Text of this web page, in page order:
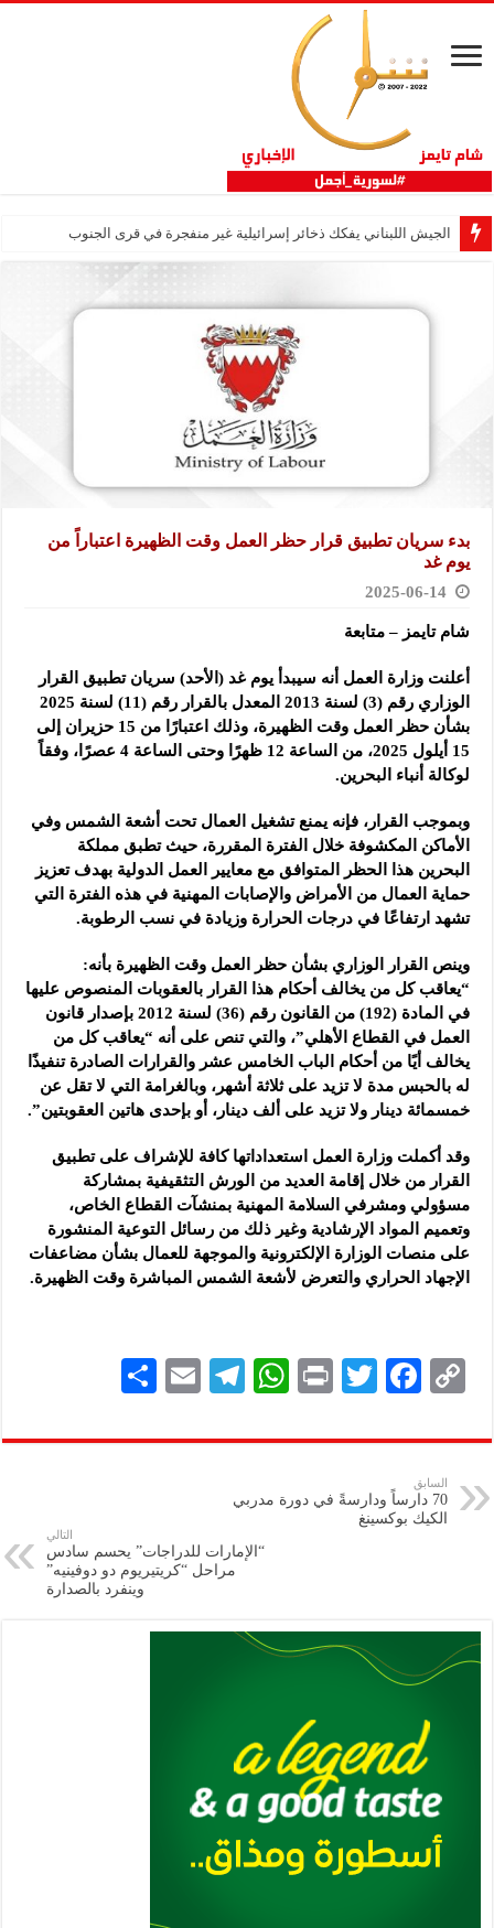
الجيش اللبناني يفكك ذخائر إسرائيلية غير منفجرة في قرى الجنوب
بدء سريان تطبيق قرار حظر العمل وقت الظهيرة اعتباراً من
يوم غد
2025-06-14
شام تايمز – متابعة
أعلنت وزارة العمل أنه سيبدأ يوم غد (الأحد) سريان تطبيق القرار
الوزاري رقم (3) لسنة 2013 المعدل بالقرار رقم (11) لسنة 2025
بشأن حظر العمل وقت الظهيرة، وذلك اعتبارًا من 15 حزيران إلى
15 أيلول 2025، من الساعة 12 ظهرًا وحتى الساعة 4 عصرًا، وفقاً
لوكالة أنباء البحرين.
وبموجب القرار، فإنه يمنع تشغيل العمال تحت أشعة الشمس وفي
الأماكن المكشوفة خلال الفترة المقررة، حيث تطبق مملكة
البحرين هذا الحظر المتوافق مع معايير العمل الدولية بهدف تعزيز
حماية العمال من الأمراض والإصابات المهنية في هذه الفترة التي
تشهد ارتفاعًا في درجات الحرارة وزيادة في نسب الرطوبة.
وينص القرار الوزاري بشأن حظر العمل وقت الظهيرة بأنه:
“يعاقب كل من يخالف أحكام هذا القرار بالعقوبات المنصوص عليها
في المادة (192) من القانون رقم (36) لسنة 2012 بإصدار قانون
العمل في القطاع الأهلي”، والتي تنص على أنه “يعاقب كل من
يخالف أيًا من أحكام الباب الخامس عشر والقرارات الصادرة تنفيذًا
له بالحبس مدة لا تزيد على ثلاثة أشهر، وبالغرامة التي لا تقل عن
خمسمائة دينار ولا تزيد على ألف دينار، أو بإحدى هاتين العقوبتين”.
وقد أكملت وزارة العمل استعداداتها كافة للإشراف على تطبيق
القرار من خلال إقامة العديد من الورش التثقيفية بمشاركة
مسؤولي ومشرفي السلامة المهنية بمنشآت القطاع الخاص،
وتعميم المواد الإرشادية وغير ذلك من رسائل التوعية المنشورة
على منصات الوزارة الإلكترونية والموجهة للعمال بشأن مضاعفات
الإجهاد الحراري والتعرض لأشعة الشمس المباشرة وقت الظهيرة.
C
p
y
Li
F
eb
k
T
tt
P
nt
W
at
A
p
p
Te
gr
E
ai
ar
السابق
70 دارساً ودارسةً في دورة مدربي
الكيك بوكسينغ
التالي
“الإمارات للدراجات” يحسم سادس
مراحل “كريتيريوم دو دوفينيه”
وينفرد بالصدارة